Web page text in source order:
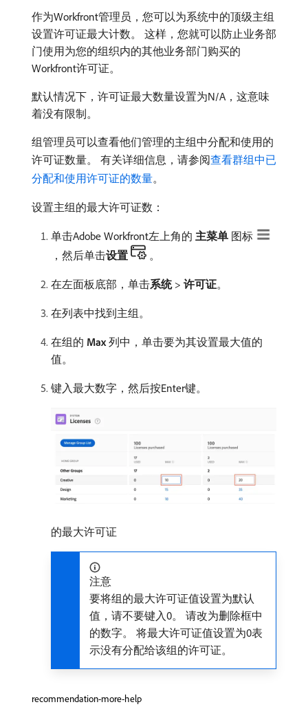
作为Workfront管理员，您可以为系统中的顶级主组
设置许可证最大计数。 这样，您就可以防止业务部
门使用为您的组织内的其他业务部门购买的
Workfront许可证。
默认情况下，许可证最大数量设置为N/A，这意味
着没有限制。
组管理员可以查看他们管理的主组中分配和使用的
许可证数量。 有关详细信息，请参阅查看群组中已
分配和使用许可证的数量。
设置主组的最大许可证数：
单击Adobe Workfront左上角的​ 主菜单 ​图标
，然后单击​设置 。
在左面板底部，单击​系统> 许可证。
在列表中找到主组。
在组的​ Max​列中，单击要为其设置最大值的
值。
键入最大数字，然后按Enter键。
的最大许可证
注意
要将组的最大许可证值设置为默认
值，请不要键入0。 请改为删除框中
的数字。 将最大许可证值设置为0表
示没有分配给该组的许可证。
recommendation-more-help